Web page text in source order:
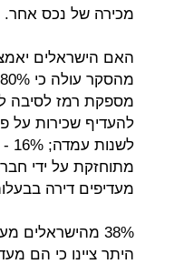
מכירה של נכס אחר.
האם הישראלים
מספקת רמז לסיבה
מעדיפים דירה
היתר ציינו כי הם